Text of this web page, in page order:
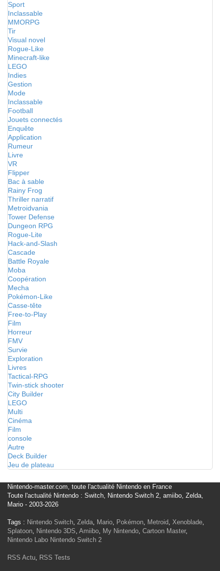
Sport
Inclassable
MMORPG
Tir
Visual novel
Rogue-Like
Minecraft-like
LEGO
Indies
Gestion
Mode
Inclassable
Football
Jouets connectés
Enquête
Application
Rumeur
Livre
VR
Flipper
Bac à sable
Rainy Frog
Thriller narratif
Metroidvania
Tower Defense
Dungeon RPG
Rogue-Lite
Hack-and-Slash
Cascade
Battle Royale
Moba
Coopération
Mecha
Pokémon-Like
Casse-tête
Free-to-Play
Film
Horreur
FMV
Survie
Exploration
Livres
Tactical-RPG
Twin-stick shooter
City Builder
LEGO
Multi
Cinéma
Film
console
Autre
Deck Builder
Jeu de plateau
Nintendo-master.com, toute l'actualité Nintendo en France
Toute l'actualité Nintendo : Switch, Nintendo Switch 2, amiibo, Zelda,
Mario - 2003-2026
Tags : Nintendo Switch, Zelda, Mario, Pokémon, Metroid, Xenoblade,
Splatoon, Nintendo 3DS, Amiibo, My Nintendo, Cartoon Master,
Nintendo Labo Nintendo Switch 2
RSS Actu, RSS Tests